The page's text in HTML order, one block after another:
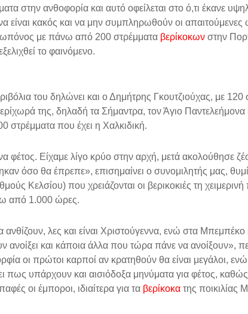
στην ανθοφορία και αυτό οφείλεται στο ό,τι έκανε
είναι κακός και να μην συμπληρωθούν οι απαιτούμενες
με πάνω από 200 στρέμματα βερίκοκων στην
το φαινόμενο.
του δηλώνει και ο Δημήτρης Γκουτζιούχας, με 120
της, δηλαδή τα Σήμαντρα, τον Άγιο Παντελεήμονα
στρέμματα που έχει η Χαλκιδική.
φέτος. Είχαμε λίγο κρύο στην αρχή, μετά ακολούθησε
όσο θα έπρεπε», επισημαίνει ο συνομιλητής μας,
Κελσίου) που χρειάζονται οι βερικοκιές τη χειμερινή
από 1.000 ώρες.
λες και είναι Χριστούγεννα, ενώ στα Μπεμπέκο
και κάποια άλλα που τώρα πάνε να ανοίξουν»,
οι πρώτοι καρποί αν κρατηθούν θα είναι μεγάλοι, ενώ
πως υπάρχουν και αισιόδοξα μηνύματα για φέτος,
οι έμποροι, ιδιαίτερα για τα βερίκοκα της ποικιλίας